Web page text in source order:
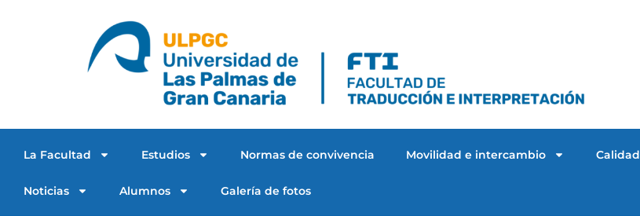
La Facultad Estudios Normas de convivencia Movilidad e intercambio Calidad
Noticias Alumnos Galería de fotos